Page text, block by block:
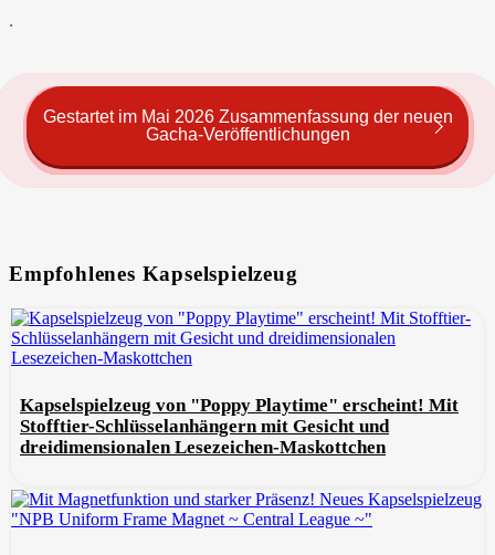
.
Gestartet im Mai 2026 Zusammenfassung der neuen
Gacha-Veröffentlichungen
Empfohlenes Kapselspielzeug
Kapselspielzeug von "Poppy Playtime" erscheint! Mit
Stofftier-Schlüsselanhängern mit Gesicht und
dreidimensionalen Lesezeichen-Maskottchen